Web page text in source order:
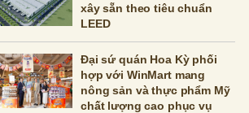
xây sẵn theo tiêu chuẩn
LEED
Đại sứ quán Hoa Kỳ phối
hợp với WinMart mang
nông sản và thực phẩm Mỹ
chất lượng cao phục vụ